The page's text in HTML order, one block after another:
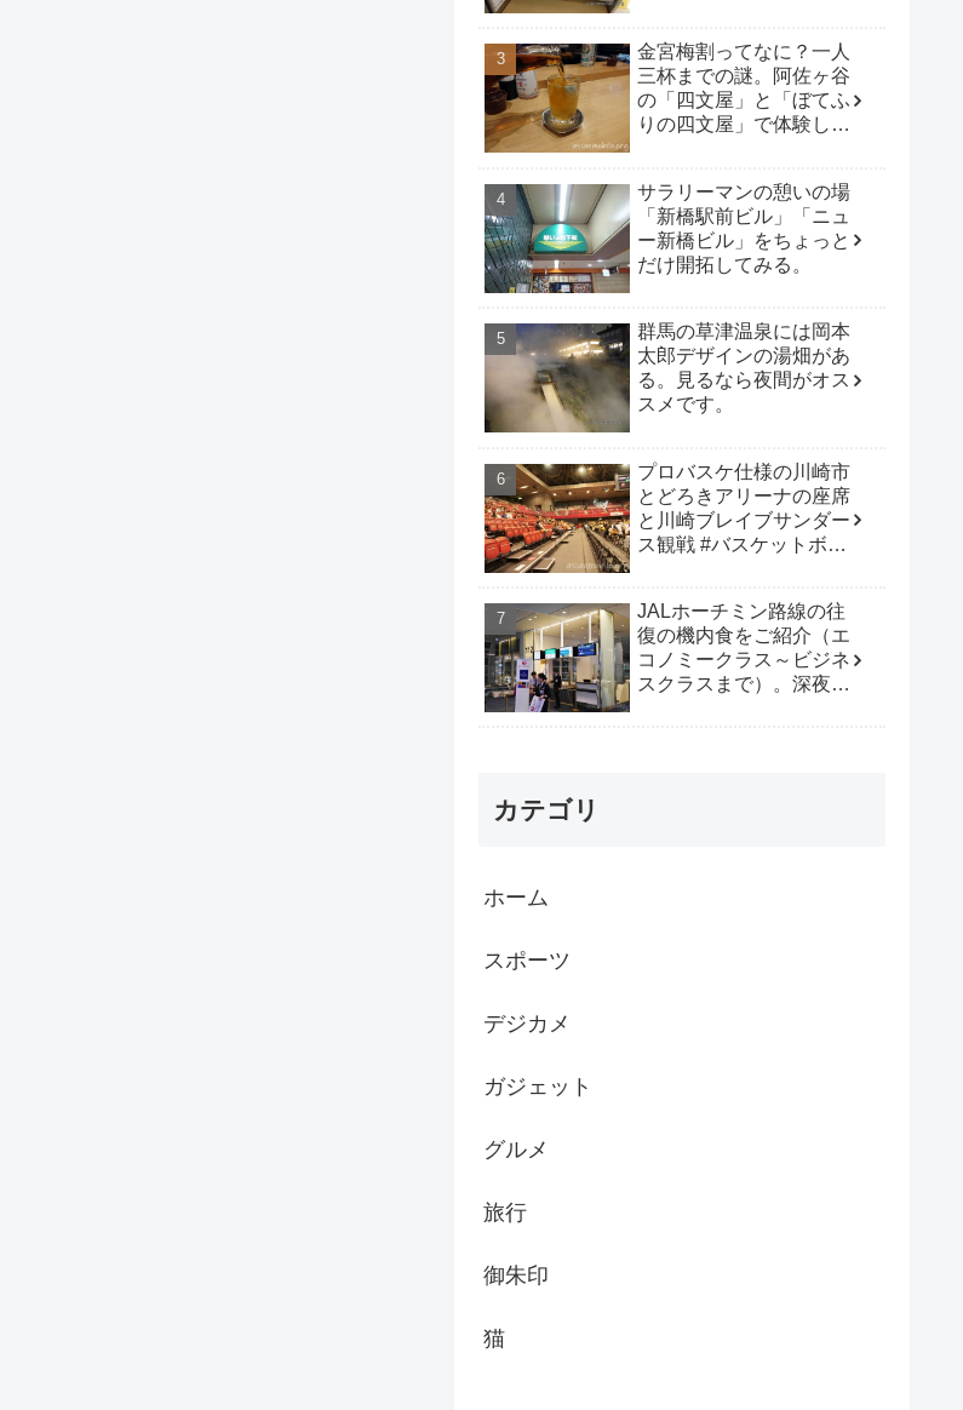
金宮梅割ってなに？一人
三杯までの謎。阿佐ヶ谷
の「四文屋」と「ぼてふ
りの四文屋」で体験して
サラリーマンの憩いの場
「新橋駅前ビル」「ニュ
ー新橋ビル」をちょっと
だけ開拓してみる。
群馬の草津温泉には岡本
太郎デザインの湯畑があ
る。見るなら夜間がオス
スメです。
プロバスケ仕様の川崎市
とどろきアリーナの座席
と川崎ブレイブサンダー
ス観戦 #バスケットボー
JALホーチミン路線の往
復の機内食をご紹介（エ
コノミークラス～ビジネ
スクラスまで）。深夜便
カテゴリ
ホーム
スポーツ
デジカメ
ガジェット
グルメ
旅行
御朱印
猫